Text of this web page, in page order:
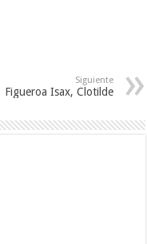
Siguiente
Figueroa Isax, Clotilde